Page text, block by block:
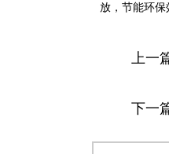
放，节能环保
上一
下一